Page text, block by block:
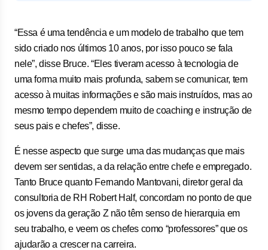
“Essa é uma tendência e um modelo de trabalho que tem
sido criado nos últimos 10 anos, por isso pouco se fala
nele”, disse Bruce. “Eles tiveram acesso à tecnologia de
uma forma muito mais profunda, sabem se comunicar, tem
acesso à muitas informações e são mais instruídos, mas ao
mesmo tempo dependem muito de coaching e instrução de
seus pais e chefes”, disse.
É nesse aspecto que surge uma das mudanças que mais
devem ser sentidas, a da relação entre chefe e empregado.
Tanto Bruce quanto Fernando Mantovani, diretor geral da
consultoria de RH Robert Half, concordam no ponto de que
os jovens da geração Z não têm senso de hierarquia em
seu trabalho, e veem os chefes como “professores” que os
ajudarão a crescer na carreira.